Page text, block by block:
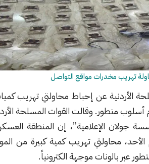
مواقع التواصل
عن إحباط محاولتي تهريب كميات كبيرة من
وقالت القوات المسلحة الأردنية، في بيان
إن المنطقة العسكرية الشرقية
تهريب كمية كبيرة من المواد المخدرة
موجهة الكترونياً.